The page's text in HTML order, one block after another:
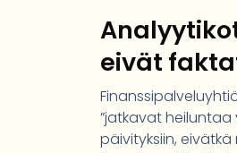
eivät
”jatkavat
päivityksiin,